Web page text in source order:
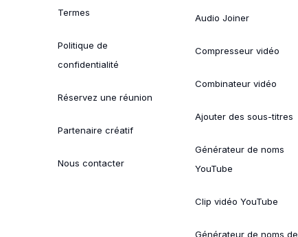
Termes
Politique de
confidentialité
Réservez une réunion
Partenaire créatif
Nous contacter
Audio Joiner
Compresseur vidéo
Combinateur vidéo
Ajouter des sous-titres
Générateur de noms
YouTube
Clip vidéo YouTube
Générateur de noms de